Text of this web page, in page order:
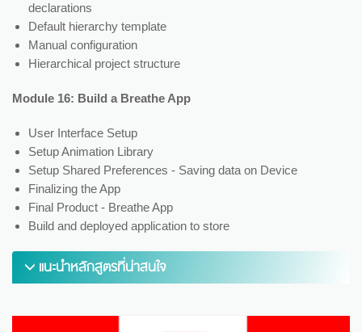
declarations
Default hierarchy template
Manual configuration
Hierarchical project structure
Module 16: Build a Breathe App
User Interface Setup
Setup Animation Library
Setup Shared Preferences - Saving data on Device
Finalizing the App
Final Product - Breathe App
Build and deployed application to store
แนะนำหลักสูตรที่น่าสนใจ